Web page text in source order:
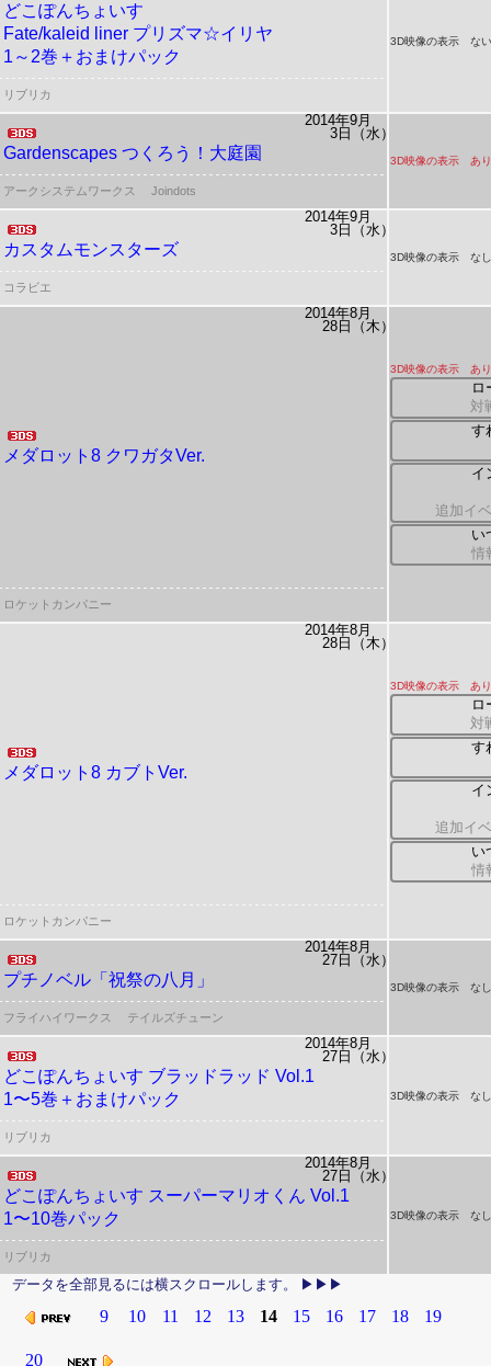
どこぽんちょいす
Fate/kaleid liner プリズマ☆イリヤ
1～2巻＋おまけパック
3D映像の表示 な
リブリカ
2014年9月
3日（水）
Gardenscapes つくろう！大庭園 3D映像の表示 あり
アークシステムワークス Joindots
2014年9月
3日（水）
カスタムモンスターズ 3D映像の表示 なし
コラビエ
2014年8月
28日（木）
メダロット8 クワガタVer.
3D映像の表示 あり
ロ
対
す
イ
追加イ
い
情
ロケットカンパニー
2014年8月
28日（木）
メダロット8 カブトVer.
3D映像の表示 あり
ロ
対
す
イ
追加イ
い
情
ロケットカンパニー
2014年8月
27日（水）
プチノベル「祝祭の八月」 3D映像の表示 なし
フライハイワークス テイルズチューン
2014年8月
27日（水）
どこぽんちょいす ブラッドラッド Vol.1
1〜5巻＋おまけパック
3D映像の表示 なし
リブリカ
2014年8月
27日（水）
どこぽんちょいす スーパーマリオくん Vol.1
1〜10巻パック
3D映像の表示 なし
リブリカ
9 10 11 12 13 14 15 16 17 18 19
20